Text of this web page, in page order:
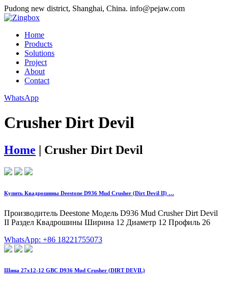
Pudong new district, Shanghai, China. info@pejaw.com
Home
Products
Solutions
Project
About
Contact
WhatsApp
Crusher Dirt Devil
Home | Crusher Dirt Devil
Купить Квадрошины Deestone D936 Mud Crusher (Dirt Devil II) …
Производитель Deestone Модель D936 Mud Crusher Dirt Devil
II Раздел Квадрошины Ширина 12 Диаметр 12 Профиль 26
WhatsApp: +86 18221755073
Шина 27x12-12 GBC D936 Mud Crusher (DIRT DEVIL)